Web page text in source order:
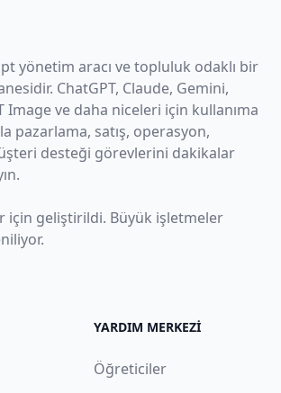
yönetim aracı ve topluluk odaklı bir
ChatGPT, Claude, Gemini,
Image ve daha niceleri için kullanıma
pazarlama, satış, operasyon,
desteği görevlerini dakikalar
için geliştirildi. Büyük işletmeler
YARDIM MERKEZI
Öğreticiler